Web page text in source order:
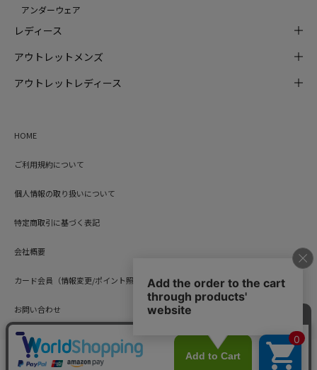
アンダーウェア
レディース
アウトレットメンズ
アウトレットレディース
HOME
ご利用規約について
個人情報の取り扱いについて
特定商取引に基づく表記
会社概要
カード会員（情報変更/ポイント照会）
お問い合わせ